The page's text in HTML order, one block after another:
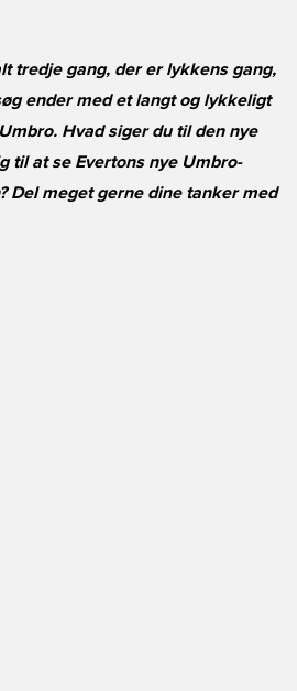
tredje gang, der er lykkens gang,
ender med et langt og lykkeligt
Hvad siger du til den nye
til at se Evertons nye Umbro-
Del meget gerne dine tanker med